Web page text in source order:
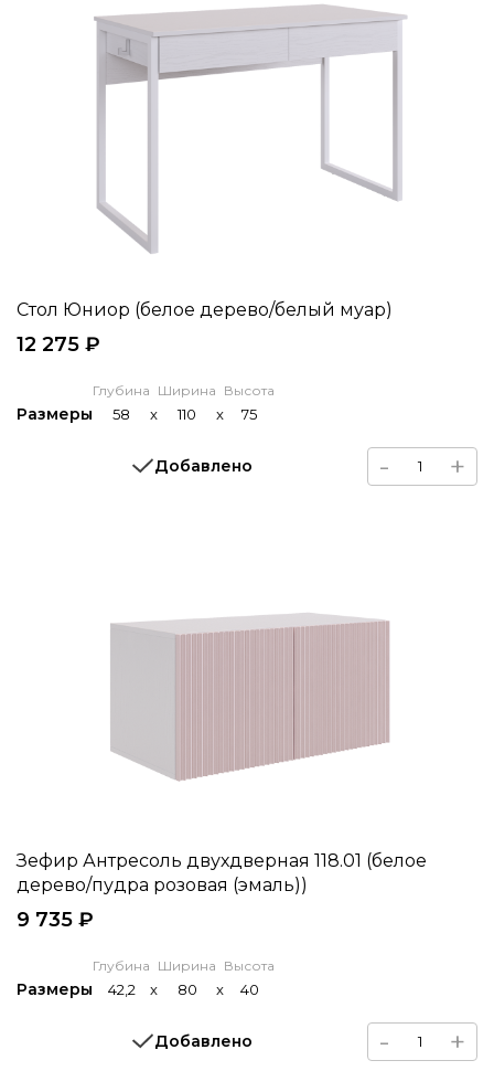
Стол Юниор (белое дерево/белый муар)
12 275 ₽
Размеры
Глубина
58 x
Ширина
110 x
Высота
75
Добавлено - +
Зефир Антресоль двухдверная 118.01 (белое
дерево/пудра розовая (эмаль))
9 735 ₽
Размеры
Глубина
42,2 x
Ширина
80 x
Высота
40
Добавлено - +